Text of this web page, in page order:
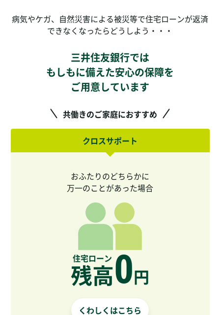
病気やケガ、自然災害による被災等で住宅ローンが返済
できなくなったらどうしよう・・・
三井住友銀行では
もしもに備えた安心の保障を
ご用意しています
共働きのご家庭におすすめ
クロスサポート
おふたりのどちらかに
万一のことがあった場合
住宅ローン
残高0円
くわしくはこちら